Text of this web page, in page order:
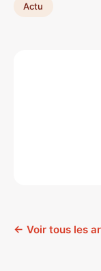
Actu
← Voir tous les